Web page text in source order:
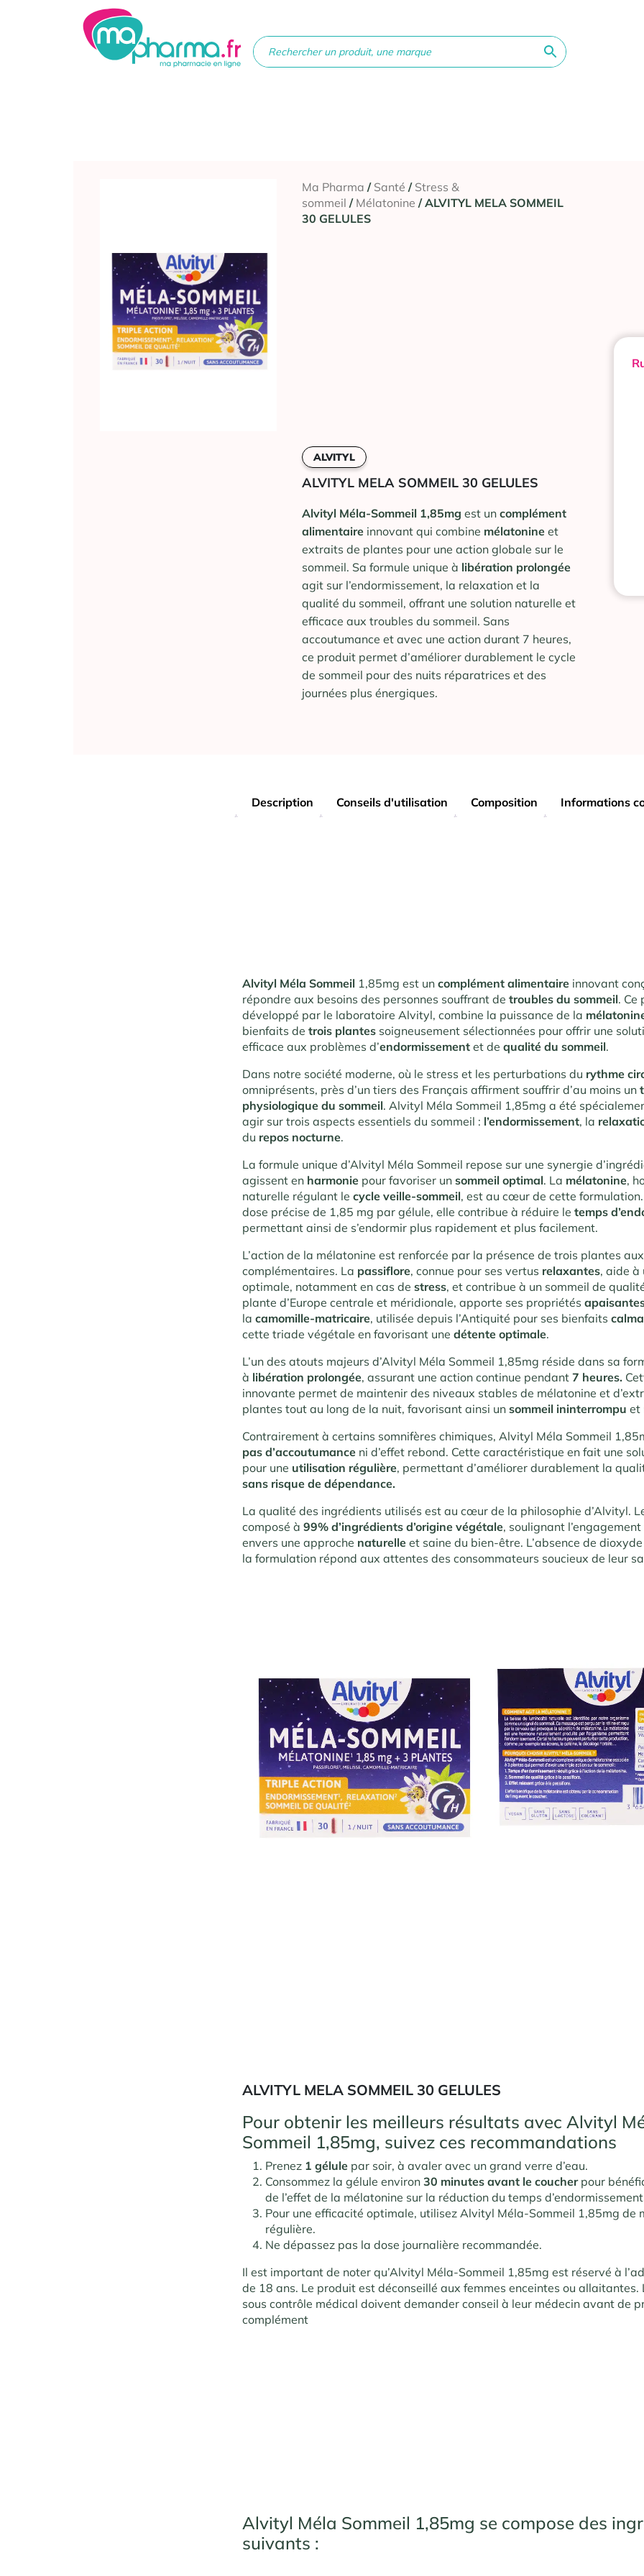
Ma Pharma / Santé / Stress &
sommeil / Mélatonine / ALVITYL MELA SOMMEIL
30 GELULES
ALVITYL
ALVITYL MELA SOMMEIL 30 GELULES
Alvityl Méla-Sommeil 1,85mg est uncomplément
alimentaire innovant qui combine mélatonine et
extraits de plantes pour une action globale sur le
sommeil. Sa formule unique à libération prolongée
agit sur l’endormissement, la relaxation et la
qualité du sommeil, offrant une solution naturelle et
efficace aux troubles du sommeil. Sans
accoutumance et avec une action durant 7 heures,
ce produit permet d’améliorer durablement le cycle
de sommeil pour des nuits réparatrices et des
journées plus énergiques.
Description Conseils d'utilisation Composition Informations
Alvityl Méla Sommeil 1,85mg est uncomplément alimentaire innovant
répondre aux besoins des personnes souffrant detroubles du sommeil. Ce
développé par le laboratoire Alvityl, combine la puissance de la
bienfaits detrois plantes soigneusement sélectionnées pour offrir une
efficace aux problèmes d’endormissement et dequalité du sommeil.
Dans notre société moderne, où le stress et les perturbations du rythme
omniprésents, près d’un tiers des Français affirment souffrir d’au moins un
physiologique du sommeil. Alvityl Méla Sommeil 1,85mg a été
agir sur trois aspects essentiels du sommeil : l’endormissement, la
du repos nocturne.
La formule unique d’Alvityl Méla Sommeil repose sur une synergie
agissent en harmonie pour favoriser unsommeil optimal. La mélatonine,
naturelle régulant lecycle veille-sommeil, est au cœur de cette
dose précise de 1,85 mg par gélule, elle contribue à réduire letemps
permettant ainsi de s’endormir plus rapidement et plus facilement.
L’action de la mélatonine est renforcée par la présence de trois plantes
complémentaires. La passiflore, connue pour ses vertus relaxantes, aide à
optimale, notamment en cas destress, et contribue à un sommeil de
plante d’Europe centrale et méridionale, apporte ses propriétés
lacamomille-matricaire, utilisée depuis l’Antiquité pour ses bienfaits
cette triade végétale en favorisant unedétente optimale.
L’un des atouts majeurs d’Alvityl Méla Sommeil 1,85mg réside dans sa
à libération prolongée, assurant une action continue pendant7 heures.
innovante permet de maintenir des niveaux stables de mélatonine et
plantes tout au long de la nuit, favorisant ainsi unsommeil ininterrompuet
Contrairement à certains somnifères chimiques, Alvityl Méla Sommeil
pas d’accoutumance ni d’effet rebond. Cette caractéristique en fait une
pour une utilisation régulière, permettant d’améliorer durablement la
sans risque de dépendance.
La qualité des ingrédients utilisés est au cœur de la philosophie d’Alvityl.
composé à99% d’ingrédients d’origine végétale, soulignant
envers une approche naturelleet saine du bien-être. L’absence de
la formulation répond aux attentes des consommateurs soucieux de leur
ALVITYL MELA SOMMEIL 30 GELULES
Pour obtenir les meilleurs résultats avec Alvityl
Sommeil 1,85mg, suivez ces recommandations
Prenez 1 gélule par soir, à avaler avec un grand verre d’eau.
Consommez la gélule environ30 minutes avant le coucherpour
de l’effet de la mélatonine sur la réduction du temps
Pour une efficacité optimale, utilisez Alvityl Méla-Sommeil 1,85mg de
régulière.
Ne dépassez pas la dose journalière recommandée.
Il est important de noter qu’Alvityl Méla-Sommeil 1,85mg est réservé à
de 18 ans. Le produit est déconseillé aux femmes enceintes ou allaitantes.
sous contrôle médical doivent demander conseil à leur médecin avant de
complément
Alvityl Méla Sommeil 1,85mg se compose des in
suivants :